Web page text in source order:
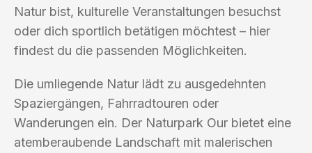
Natur bist, kulturelle Veranstaltungen besuchst
oder dich sportlich betätigen möchtest – hier
findest du die passenden Möglichkeiten.
Die umliegende Natur lädt zu ausgedehnten
Spaziergängen, Fahrradtouren oder
Wanderungen ein. Der Naturpark Our bietet eine
atemberaubende Landschaft mit malerischen